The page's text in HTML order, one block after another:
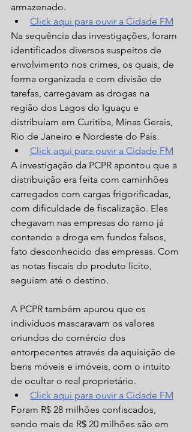
armazenado.
Click aqui para ouvir a Cidade FM
Na sequência das investigações, foram
identificados diversos suspeitos de
envolvimento nos crimes, os quais, de
forma organizada e com divisão de
tarefas, carregavam as drogas na
região dos Lagos do Iguaçu e
distribuíam em Curitiba, Minas Gerais,
Rio de Janeiro e Nordeste do País.
Click aqui para ouvir a Cidade FM
A investigação da PCPR apontou que a
distribuição era feita com caminhões
carregados com cargas frigorificadas,
com dificuldade de fiscalização. Eles
chegavam nas empresas do ramo já
contendo a droga em fundos falsos,
fato desconhecido das empresas. Com
as notas fiscais do produto lícito,
seguiam até o destino.
A PCPR também apurou que os
indivíduos mascaravam os valores
oriundos do comércio dos
entorpecentes através da aquisição de
bens móveis e imóveis, com o intuito
de ocultar o real proprietário.
Click aqui para ouvir a Cidade FM
Foram R$ 28 milhões confiscados,
sendo mais de R$ 20 milhões são em